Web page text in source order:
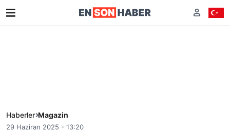
Haberler Magazin
29 Haziran 2025 - 13:20